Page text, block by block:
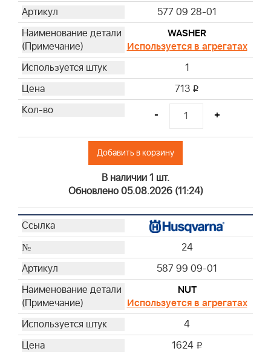
577 09 28-01
WASHER
Используется в агрегатах
1
713 i
- +
Добавить в корзину
В наличии 1 шт.
Обновлено 05.08.2026 (11:24)
24
587 99 09-01
NUT
Используется в агрегатах
4
1624 i